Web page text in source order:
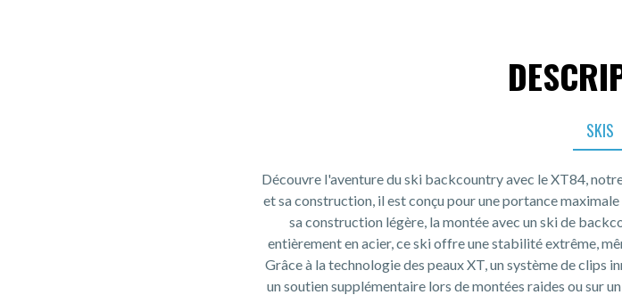
SKIS
Découvre l'aventure du ski backcountry avec le XT84,
et sa construction, il est conçu pour une portance
sa construction légère, la montée avec un ski de
entièrement en acier, ce ski offre une stabilité extrême,
Grâce à la technologie des peaux XT, un système de clips
un soutien supplémentaire lors de montées raides ou sur